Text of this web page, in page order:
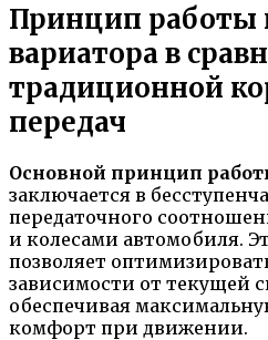
Принцип работы
вариатора в
традиционной
передач
Основной принцип
заключается в
передаточного
и колесами автомобиля.
позволяет
зависимости от текущей
обеспечивая
комфорт при движении.